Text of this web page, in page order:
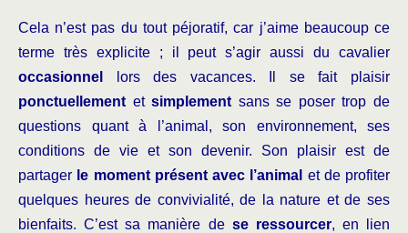
Cela n’est pas du tout péjoratif, car j’aime beaucoup ce
terme très explicite ; il peut s’agir aussi du cavalier
occasionnel
lors des vacances. Il se fait plaisir
ponctuellement etsimplement sans se poser trop de
questions quant à l’animal, son environnement, ses
conditions de vie et son devenir. Son plaisir est de
partager le moment présent avec l’animal et de profiter
quelques heures de convivialité, de la nature et de ses
bienfaits. C’est sa manière de se ressourcer, en lien